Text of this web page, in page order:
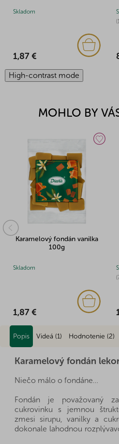
Skladom
1,87 €
High-contrast mode
MOHLO BY
Karamelový fondán vanilka
100g
Skladom
1,87 €
Popis Videá (1) Hodnotenie (2)
Karamelový fondán
Niečo málo o fondáne…
Fondán je považovaný
cukrovinku s jemnou
zmesi sirupu, vanilky a
dokonale lahodnou